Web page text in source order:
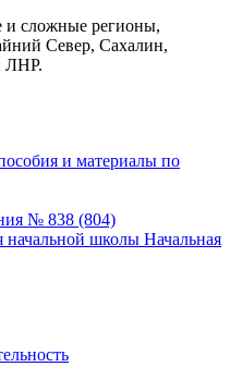
и сложные регионы,
Север, Сахалин,
ЛНР.
и материалы по
№ 838 (804)
начальной школы Начальная